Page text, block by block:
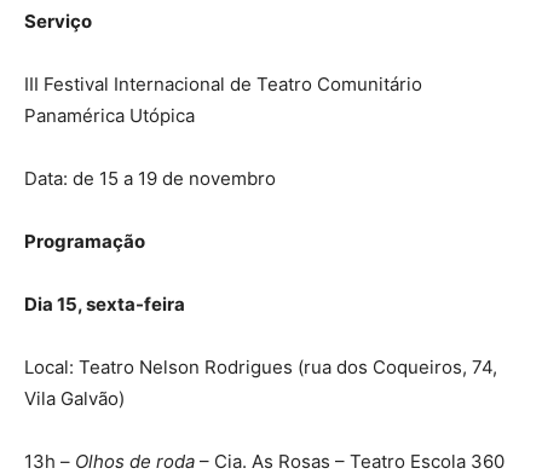
Serviço
III Festival Internacional de Teatro Comunitário
Panamérica Utópica
Data: de 15 a 19 de novembro
Programação
Dia 15, sexta-feira
Local: Teatro Nelson Rodrigues (rua dos Coqueiros, 74,
Vila Galvão)
13h – Olhos de roda – Cia. As Rosas – Teatro Escola 360